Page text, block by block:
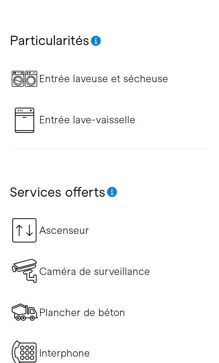
Particularités
Entrée laveuse et sécheuse
Entrée lave-vaisselle
Services offerts
Ascenseur
Caméra de surveillance
Plancher de béton
Interphone